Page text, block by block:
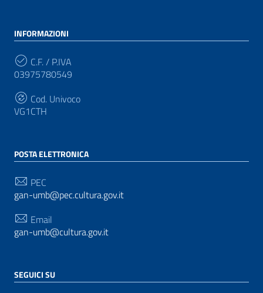
INFORMAZIONI
C.F. / P.IVA
03975780549
Cod. Univoco
VG1CTH
POSTA ELETTRONICA
PEC
gan-umb@pec.cultura.gov.it
Email
gan-umb@cultura.gov.it
SEGUICI SU